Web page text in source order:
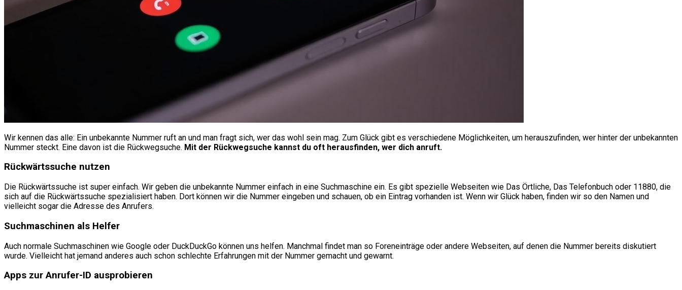
Wir kennen das alle: Ein unbekannte Nummer ruft an und man fragt sich, wer das wohl sein mag. Zum Glück gibt es verschiedene Möglichkeiten, um herauszufinden, wer hinter der unbekannten
Nummer steckt. Eine davon ist die Rückwegsuche. Mit der Rückwegsuche kannst du oft herausfinden, wer dich anruft.
Rückwärtssuche nutzen
Die Rückwärtssuche ist super einfach. Wir geben die unbekannte Nummer einfach in eine Suchmaschine ein. Es gibt spezielle Webseiten wie Das Örtliche, Das Telefonbuch oder 11880, die
sich auf die Rückwärtssuche spezialisiert haben. Dort können wir die Nummer eingeben und schauen, ob ein Eintrag vorhanden ist. Wenn wir Glück haben, finden wir so den Namen und
vielleicht sogar die Adresse des Anrufers.
Suchmaschinen als Helfer
Auch normale Suchmaschinen wie Google oder DuckDuckGo können uns helfen. Manchmal findet man so Foreneinträge oder andere Webseiten, auf denen die Nummer bereits diskutiert
wurde. Vielleicht hat jemand anderes auch schon schlechte Erfahrungen mit der Nummer gemacht und gewarnt.
Apps zur Anrufer-ID ausprobieren